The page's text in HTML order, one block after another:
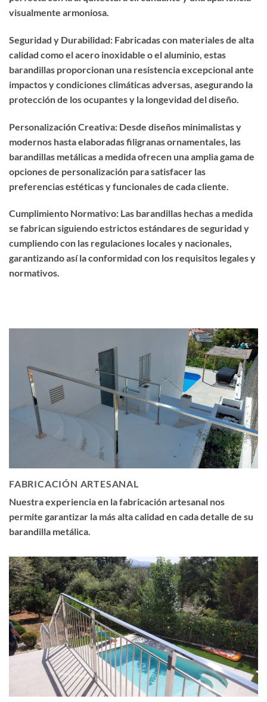
visualmente armoniosa.
Seguridad y Durabilidad: Fabricadas con materiales de alta
calidad como el acero inoxidable o el aluminio, estas
barandillas proporcionan una resistencia excepcional ante
impactos y condiciones climáticas adversas, asegurando la
protección de los ocupantes y la longevidad del diseño.
Personalización Creativa: Desde diseños minimalistas y
modernos hasta elaboradas filigranas ornamentales, las
barandillas metálicas a medida ofrecen una amplia gama de
opciones de personalización para satisfacer las
preferencias estéticas y funcionales de cada cliente.
Cumplimiento Normativo: Las barandillas hechas a medida
se fabrican siguiendo estrictos estándares de seguridad y
cumpliendo con las regulaciones locales y nacionales,
garantizando así la conformidad con los requisitos legales y
normativos.
FABRICACIÓN ARTESANAL
Nuestra experiencia en la fabricación artesanal nos
permite garantizar la más alta calidad en cada detalle de su
barandilla metálica.